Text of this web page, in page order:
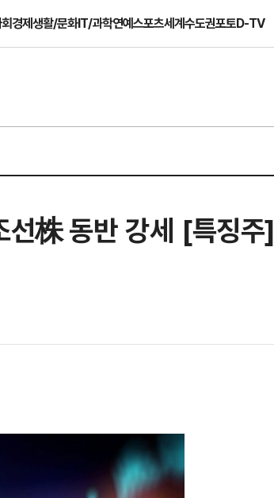
경제생활/문화IT/과학연예스포츠세계수도권포토D-TV
선株 동반 강세 [특징주]